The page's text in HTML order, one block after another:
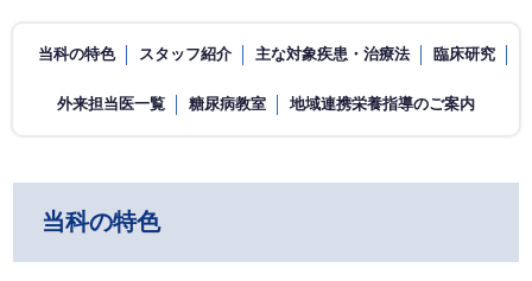
当科の特色 スタッフ紹介 主な対象疾患・治療法 臨床研究
外来担当医一覧 糖尿病教室 地域連携栄養指導のご案内
当科の特色